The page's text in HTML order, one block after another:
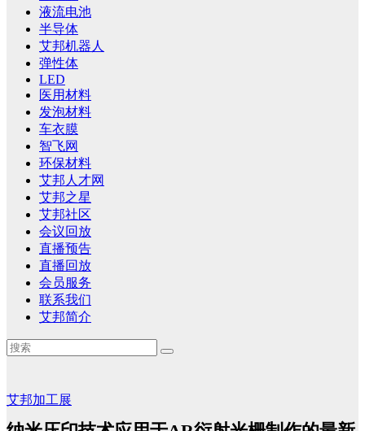
液流电池
半导体
艾邦机器人
弹性体
LED
医用材料
发泡材料
车衣膜
智飞网
环保材料
艾邦人才网
艾邦之星
艾邦社区
会议回放
直播预告
直播回放
会员服务
联系我们
艾邦简介
艾邦加工展